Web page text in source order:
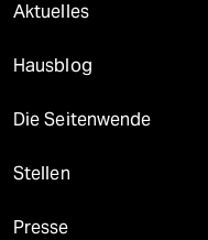
Aktuelles
Hausblog
Die Seitenwende
Stellen
Presse